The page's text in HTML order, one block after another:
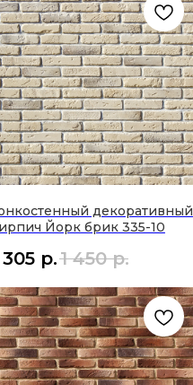
декоративный
Йорк брик 335-10
305 р.1 450 р.